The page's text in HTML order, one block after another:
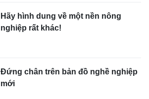
Hãy hình dung về một nền nông
nghiệp rất khác!
Đứng chân trên bản đồ nghề nghiệp
mới